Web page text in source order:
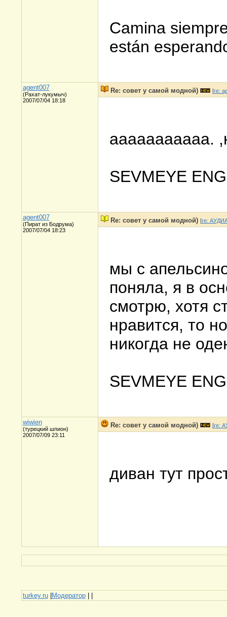
Camina
están
agent007
(Рахат-лукумыч)
2007/07/04 18:18
Re: совет у самой модной) [re:
ааааааааааа.
SEVMEYE
agent007
(Пират из Бодрума)
2007/07/04 18:23
Re: совет у самой модной) [re:
мы с
поняла, я в
смотрю, хотя
нравится, то
никогда не
SEVMEYE
wiwien
(турецкий шпион)
2007/07/09 23:11
Re: совет у самой модной) [re:
диван тут
turkey.ru|Модератор| |